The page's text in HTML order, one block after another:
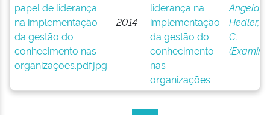
2014
liderança na
implementação
da gestão do
conhecimento
nas
organizações
Angela;
Hedler,
C.